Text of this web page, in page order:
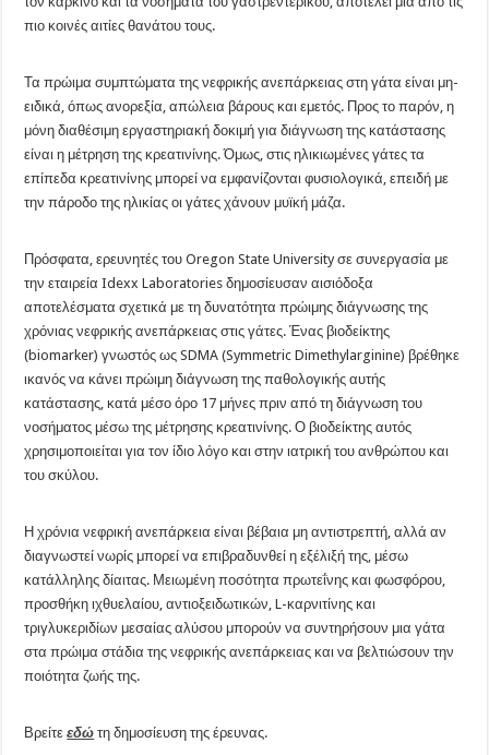
πιο κοινές αιτίες θανάτου τους.
Τα πρώιμα συμπτώματα της νεφρικής ανεπάρκειας στη γάτα είναι μη-
ειδικά, όπως ανορεξία, απώλεια βάρους και εμετός. Προς το παρόν, η
μόνη διαθέσιμη εργαστηριακή δοκιμή για διάγνωση της κατάστασης
είναι η μέτρηση της κρεατινίνης. Όμως, στις ηλικιωμένες γάτες τα
επίπεδα κρεατινίνης μπορεί να εμφανίζονται φυσιολογικά, επειδή με
την πάροδο της ηλικίας οι γάτες χάνουν μυϊκή μάζα.
Πρόσφατα, ερευνητές του Oregon State University σε συνεργασία με
την εταιρεία Idexx Laboratories δημοσίευσαν αισιόδοξα
αποτελέσματα σχετικά με τη δυνατότητα πρώιμης διάγνωσης της
χρόνιας νεφρικής ανεπάρκειας στις γάτες. Ένας βιοδείκτης
(biomarker) γνωστός ως SDMA (Symmetric Dimethylarginine) βρέθηκε
ικανός να κάνει πρώιμη διάγνωση της παθολογικής αυτής
κατάστασης, κατά μέσο όρο 17 μήνες πριν από τη διάγνωση του
νοσήματος μέσω της μέτρησης κρεατινίνης. Ο βιοδείκτης αυτός
χρησιμοποιείται για τον ίδιο λόγο και στην ιατρική του ανθρώπου και
του σκύλου.
Η χρόνια νεφρική ανεπάρκεια είναι βέβαια μη αντιστρεπτή, αλλά αν
διαγνωστεί νωρίς μπορεί να επιβραδυνθεί η εξέλιξή της, μέσω
κατάλληλης δίαιτας. Μειωμένη ποσότητα πρωτεΐνης και φωσφόρου,
προσθήκη ιχθυελαίου, αντιοξειδωτικών, L-καρνιτίνης και
τριγλυκεριδίων μεσαίας αλύσου μπορούν να συντηρήσουν μια γάτα
στα πρώιμα στάδια της νεφρικής ανεπάρκειας και να βελτιώσουν την
ποιότητα ζωής της.
Βρείτεεδώ τη δημοσίευση της έρευνας.